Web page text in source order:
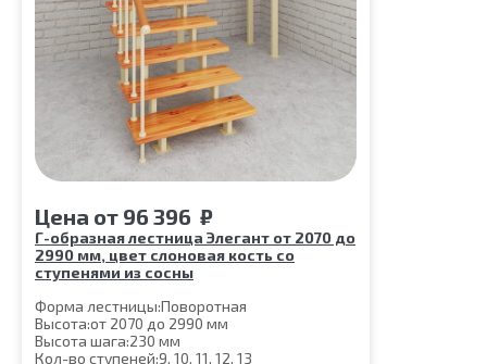
Цена от 96 396 ₽
Г-образная лестница Элегант от 2070 до
2990 мм, цвет слоновая кость со
ступенями из сосны
Форма лестницы:Поворотная
Высота:от 2070 до 2990 мм
Высота шага:230 мм
Кол-во ступеней:9, 10, 11, 12, 13